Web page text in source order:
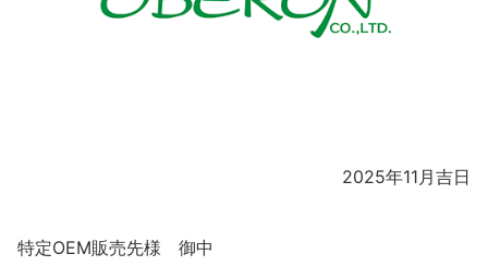
2025年11月吉日
特定OEM販売先様 御中